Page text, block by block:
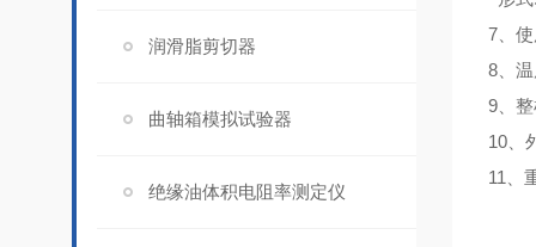
润滑脂剪切器
曲轴箱模拟试验器
绝缘油体积电阻率测定仪
7、
8、
9、
10、
11、